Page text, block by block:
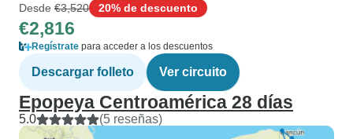
Desde €3,520 20% de descuento
€2,816
Regístrate para acceder a los descuentos
Descargar folleto Ver circuito
Epopeya Centroamérica 28 días
5.0 (5 reseñas)